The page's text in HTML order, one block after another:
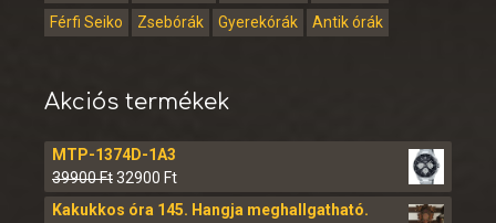
Férfi Seiko
Zsebórák Gyerekórák Antik órák
Akciós termékek
MTP-1374D-1A3
39900Ft32900 Ft
Kakukkos óra 145. Hangja meghallgatható.